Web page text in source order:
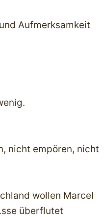
Aufmerksamkeit
nicht empören, nicht
wollen Marcel
überflutet